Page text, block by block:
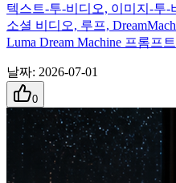
텍스트-투-비디오, 이미지-투
소셜 비디오, 루프,
Luma Dream Machine 프롬프
날짜: 2026-07-01
0